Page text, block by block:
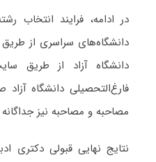
در ادامه، فرایند انتخاب
دانشگاه‌های سراسری از
دانشگاه آزاد از طریق
فارغ‌التحصیلی دانشگاه
مصاحبه و مصاحبه نیز
نتایج نهایی قبولی دکتری